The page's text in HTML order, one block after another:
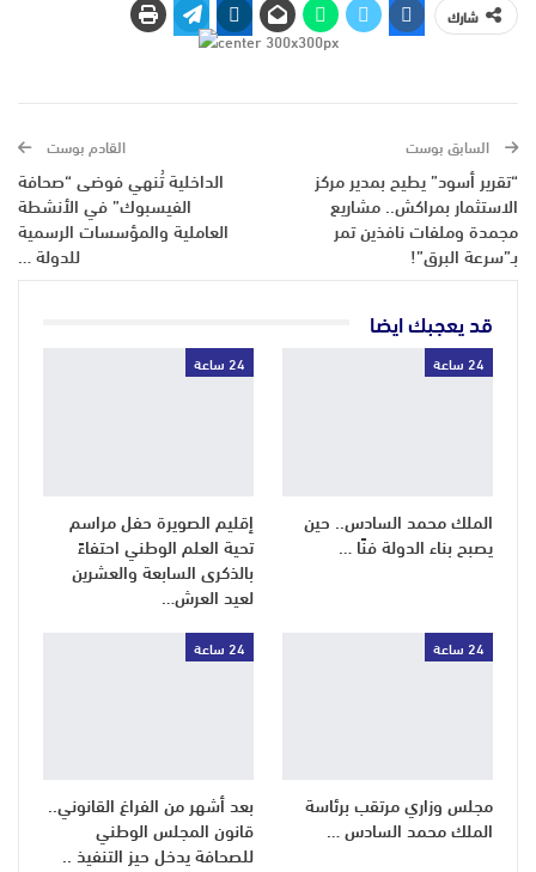
شارك
السابق بوست
“تقرير أسود” يطيح بمدير مركز
الاستثمار بمراكش.. مشاريع
مجمدة وملفات نافذين تمر
بـ”سرعة البرق”!
القادم بوست
الداخلية تُنهي فوضى “صحافة
الفيسبوك” في الأنشطة
العاملية والمؤسسات الرسمية
للدولة …
قد يعجبك ايضا
24 ساعة
الملك محمد السادس.. حين
يصبح بناء الدولة فنًا …
24 ساعة
إقليم الصويرة حفل مراسم
تحية العلم الوطني احتفاءً
بالذكرى السابعة والعشرين
لعيد العرش…
24 ساعة
مجلس وزاري مرتقب برئاسة
الملك محمد السادس …
24 ساعة
بعد أشهر من الفراغ القانوني..
قانون المجلس الوطني
للصحافة يدخل حيز التنفيذ ..